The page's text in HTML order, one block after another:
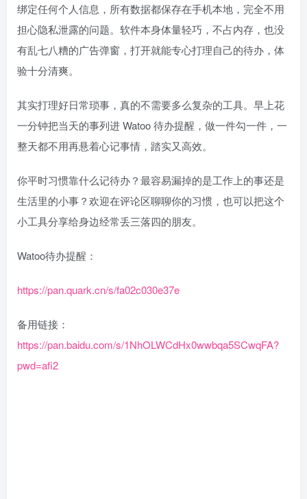
绑定任何个人信息，所有数据都保存在手机本地，完全不用
担心隐私泄露的问题。软件本身体量轻巧，不占内存，也没
有乱七八糟的广告弹窗，打开就能专心打理自己的待办，体
验十分清爽。
其实打理好日常琐事，真的不需要多么复杂的工具。早上花
一分钟把当天的事列进 Watoo 待办提醒，做一件勾一件，一
整天都不用再悬着心记事情，踏实又高效。
你平时习惯靠什么记待办？最容易漏掉的是工作上的事还是
生活里的小事？欢迎在评论区聊聊你的习惯，也可以把这个
小工具分享给身边经常丢三落四的朋友。
Watoo待办提醒：
https://pan.quark.cn/s/fa02c030e37e
备用链接：
https://pan.baidu.com/s/1NhOLWCdHx0wwbqa5SCwqFA?
pwd=afi2